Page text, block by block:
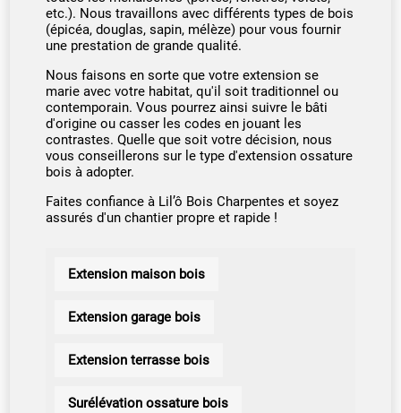
etc.). Nous travaillons avec différents types de bois
(épicéa, douglas, sapin, mélèze) pour vous fournir
une prestation de grande qualité.
Nous faisons en sorte que votre extension se
marie avec votre habitat, qu'il soit traditionnel ou
contemporain. Vous pourrez ainsi suivre le bâti
d'origine ou casser les codes en jouant les
contrastes. Quelle que soit votre décision, nous
vous conseillerons sur le type d'extension ossature
bois à adopter.
Faites confiance à Lil’ô Bois Charpentes et soyez
assurés d'un chantier propre et rapide !
Extension maison bois
Extension garage bois
Extension terrasse bois
Surélévation ossature bois